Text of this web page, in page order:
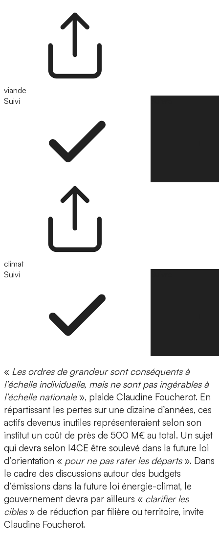
viande
Suivi
climat
Suivi
« Les ordres de grandeur sont conséquents à
l’échelle individuelle, mais ne sont pas ingérables à
l’échelle nationale », plaide Claudine Foucherot. En
répartissant les pertes sur une dizaine d’années, ces
actifs devenus inutiles représenteraient selon son
institut un coût de près de 500 M€ au total. Un sujet
qui devra selon I4CE être soulevé dans la future loi
d’orientation « pour ne pas rater les départs ». Dans
le cadre des discussions autour des budgets
d’émissions dans la future loi énergie-climat, le
gouvernement devra par ailleurs « clarifier les
cibles» de réduction par filière ou territoire, invite
Claudine Foucherot.